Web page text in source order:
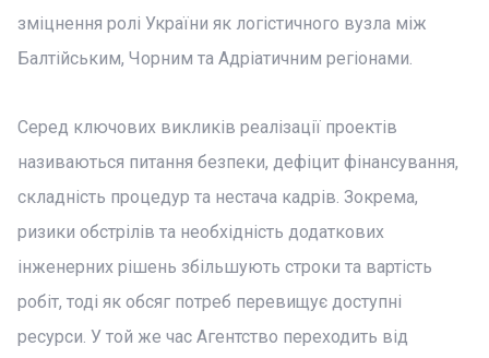
зміцнення ролі України як логістичного вузла між
Балтійським, Чорним та Адріатичним регіонами.
Серед ключових викликів реалізації проектів
називаються питання безпеки, дефіцит фінансування,
складність процедур та нестача кадрів. Зокрема,
ризики обстрілів та необхідність додаткових
інженерних рішень збільшують строки та вартість
робіт, тоді як обсяг потреб перевищує доступні
ресурси. У той же час Агентство переходить від